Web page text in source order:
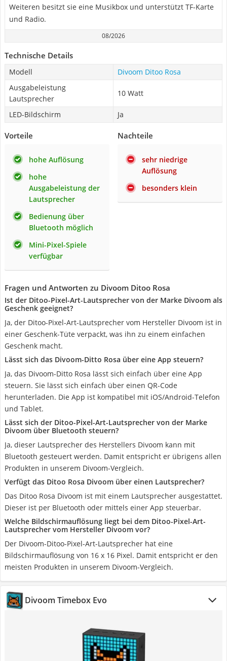
Weiteren besitzt sie eine Musikbox und unterstützt TF-Karte
und Radio.
08/2026
Technische Details
Modell
Divoom Ditoo Rosa
Ausgabeleistung
Lautsprecher
10 Watt
LED-Bildschirm Ja
Vorteile
hohe Auflösung
hohe
Ausgabeleistung der
Lautsprecher
Bedienung über
Bluetooth möglich
Mini-Pixel-Spiele
verfügbar
Nachteile
sehr niedrige
Auflösung
besonders klein
Fragen und Antworten zu Divoom Ditoo Rosa
Ist der Ditoo-Pixel-Art-Lautsprecher von der Marke Divoom als
Geschenk geeignet?
Ja, der Ditoo-Pixel-Art-Lautsprecher vom Hersteller Divoom ist in
einer Geschenk-Tüte verpackt, was ihn zu einem einfachen
Geschenk macht.
Lässt sich das Divoom-Ditto Rosa über eine App steuern?
Ja, das Divoom-Ditto Rosa lässt sich einfach über eine App
steuern. Sie lässt sich einfach über einen QR-Code
herunterladen. Die App ist kompatibel mit iOS/Android-Telefon
und Tablet.
Lässt sich der Ditoo-Pixel-Art-Lautsprecher von der Marke
Divoom über Bluetooth steuern?
Ja, dieser Lautsprecher des Herstellers Divoom kann mit
Bluetooth gesteuert werden. Damit entspricht er übrigens allen
Produkten in unserem Divoom-Vergleich.
Verfügt das Ditoo Rosa Divoom über einen Lautsprecher?
Das Ditoo Rosa Divoom ist mit einem Lautsprecher ausgestattet.
Dieser ist per Bluetooth oder mittels einer App steuerbar.
Welche Bildschirmauflösung liegt bei dem Ditoo-Pixel-Art-
Lautsprecher vom Hersteller Divoom vor?
Der Divoom-Ditoo-Pixel-Art-Lautsprecher hat eine
Bildschirmauflösung von 16 x 16 Pixel. Damit entspricht er den
meisten Produkten in unserem Divoom-Vergleich.
Divoom Timebox Evo